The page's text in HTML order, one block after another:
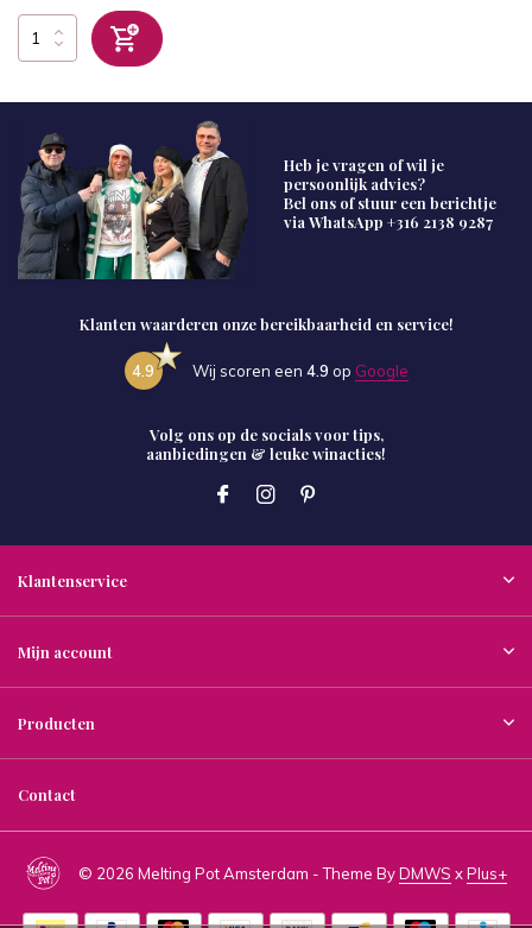
Heb je vragen of wil je
persoonlijk advies?
Bel ons of stuur een berichtje
via WhatsApp +316 2138 9287
Klanten waarderen onze bereikbaarheid en service!
4.9 Wij scoren een 4.9 op Google
Volg ons op de socials voor tips,
aanbiedingen & leuke winacties!
Klantenservice
Mijn account
Producten
Contact
© 2026 Melting Pot Amsterdam - Theme ByDMWS xPlus+